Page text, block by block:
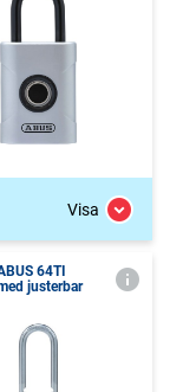
Visa
64TI
justerbar